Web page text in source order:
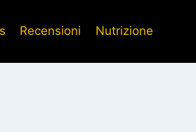
Recensioni Nutrizione